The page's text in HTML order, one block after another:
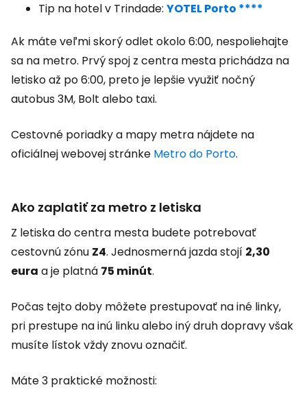
Tip na hotel v Trindade: YOTEL Porto ****
Ak máte veľmi skorý odlet okolo 6:00, nespoliehajte
sa na metro. Prvý spoj z centra mesta prichádza na
letisko až po 6:00, preto je lepšie využiť nočný
autobus 3M, Bolt alebo taxi.
Cestovné poriadky a mapy metra nájdete na
oficiálnej webovej stránke Metro do Porto.
Ako zaplatiť za metro z letiska
Z letiska do centra mesta budete potrebovať
cestovnú zónu Z4. Jednosmerná jazda stojí 2,30
eura a je platná 75 minút.
Počas tejto doby môžete prestupovať na iné linky,
pri prestupe na inú linku alebo iný druh dopravy však
musíte lístok vždy znovu označiť.
Máte 3 praktické možnosti: